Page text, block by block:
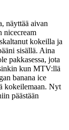
näyttää aivan
nicecream
kokeilla ja
sisällä. Aina
pakkasessa, jota
kun MTV:llä
banana ice
kokeilemaan. Nyt
päästään